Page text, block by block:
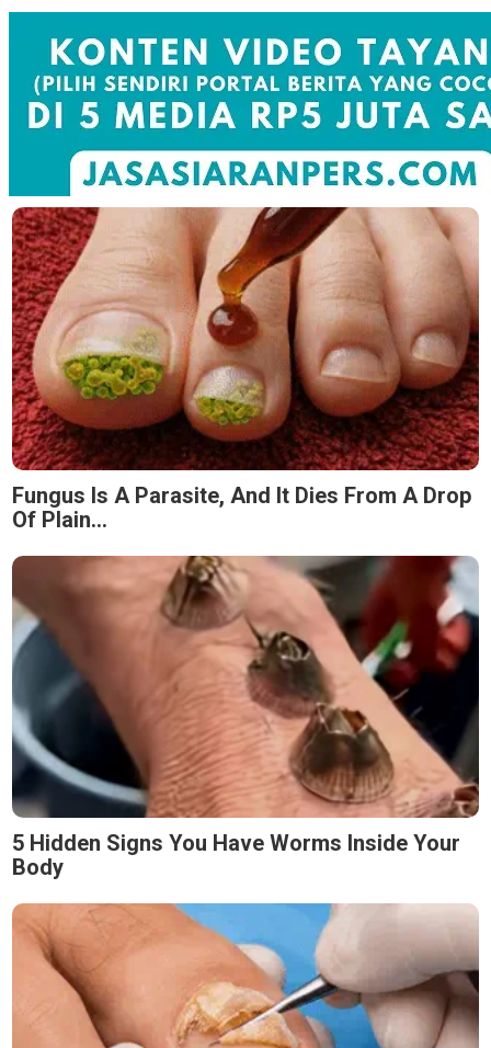
Fungus Is A Parasite, And It Dies From A Drop
Of Plain...
5 Hidden Signs You Have Worms Inside Your
Body